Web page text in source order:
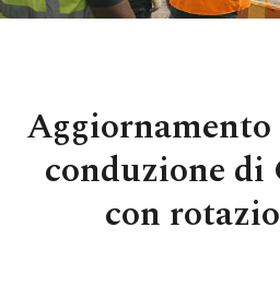
Contatti
conduzione di
con